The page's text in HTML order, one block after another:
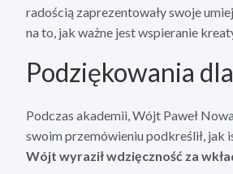
radością zaprezentowały swoje
na to, jak ważne jest wspieranie
Podziękowania
Podczas akademii, Wójt Paweł
swoim przemówieniu podkreślił, jak
Wójt wyraził wdzięczność za